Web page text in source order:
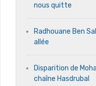
nous quitte
Radhouane Ben
allée
Disparition de
chaîne Hasdrubal